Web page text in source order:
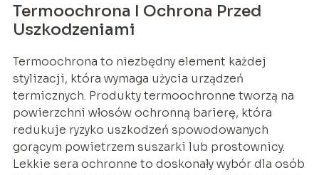
Termoochrona I Ochrona Przed
Uszkodzeniami
Termoochrona to niezbędny element każdej
stylizacji, która wymaga użycia urządzeń
termicznych. Produkty termoochronne tworzą na
powierzchni włosów ochronną barierę, która
redukuje ryzyko uszkodzeń spowodowanych
gorącym powietrzem suszarki lub prostownicy.
Lekkie sera ochronne to doskonały wybór dla osób